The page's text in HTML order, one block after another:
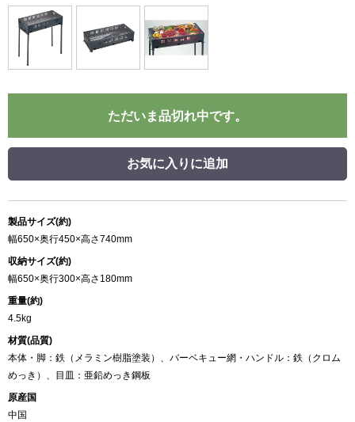
ただいま品切れ中です。
お気に入りに追加
製品サイズ(約)
幅650×奥行450×高さ740mm
収納サイズ(約)
幅650×奥行300×高さ180mm
重量(約)
4.5kg
材質(品質)
本体・脚：鉄（メラミン樹脂塗装）、バーベキュー網・ハンドル：鉄（クロム
めっき）、目皿：亜鉛めっき鋼板
原産国
中国